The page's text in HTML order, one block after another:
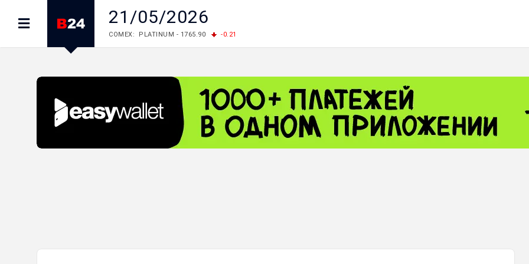
21/05/2026
COMEX: PLATINUM - 1765.90
-0.21
LME: ALUMINIUM - 3184.00
-0.27 COPPER - 13791.00
-0.12
FOREX: USD/JPY - 157.68
FOREX: EUR/USD - 1.1548
+0.11 GBP/USD - 1.3459
+0.04
STOCKS RUS: RTSI - 895.93
+1.68
STOCKS US: DOW JONES - 54349.12
+0.49 NASDAQ - 26363.44
-0.83
STOCKS US: S&P 500 - 7723.55
-0.17
STOCKS JAPAN: NIKKEI - 65683.26
-0.93 TOPIX - 4055.85